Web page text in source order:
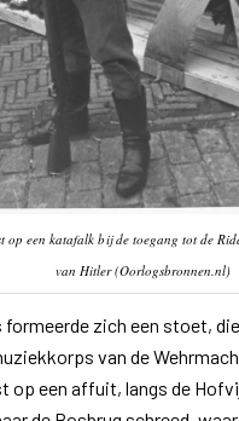
op een katafalk bij de toegang tot de
van Hitler (Oorlogsbronnen.nl)
formeerde zich een stoet,
van de
op een affuit, langs de